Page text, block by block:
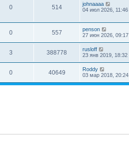
0 514
johnaaaa
04 июл 2026, 11:46
0 557
penson
27 июн 2026, 09:17
3 388778
rusloff
23 янв 2019, 18:32
0 40649
Roddy
03 мар 2018, 20:24